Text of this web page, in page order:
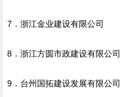
7．浙江金业建设有限公司
8．浙江方圆市政建设有限公司
9．台州国拓建设发展有限公司